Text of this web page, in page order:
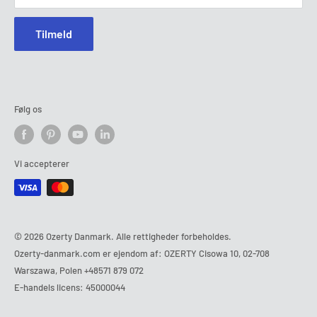
Tilmeld
Følg os
Vi accepterer
© 2026 Ozerty Danmark. Alle rettigheder forbeholdes.
Ozerty-danmark.com er ejendom af: OZERTY Cisowa 10, 02-708
Warszawa, Polen+48571 879 072
E-handels licens: 45000044